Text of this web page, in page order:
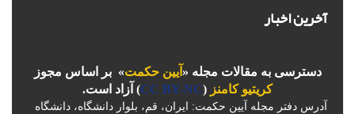
آخرین اخبار
دسترسی به مقالات مجله « آیین حکمت» بر اساس مجوز
کریتیو کامنز (
CC BY-NC) آزاد است.
آدرس دفتر مجله آیین حکمت: ایران، قم، بلوار دانشگاه، دانشگاه